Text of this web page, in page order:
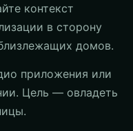
контекст
в сторону
домов.
приложения или
Цель — овладеть